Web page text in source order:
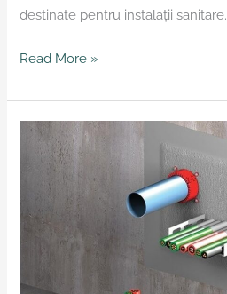
destinate pentru instalații sanitare.
Read More »
Autorizarea
folosirii
PROMAT